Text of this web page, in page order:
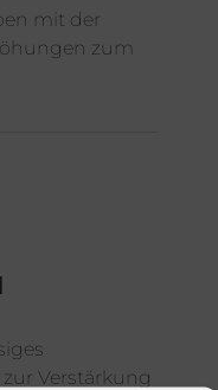
mit der
zum
Verstärkung